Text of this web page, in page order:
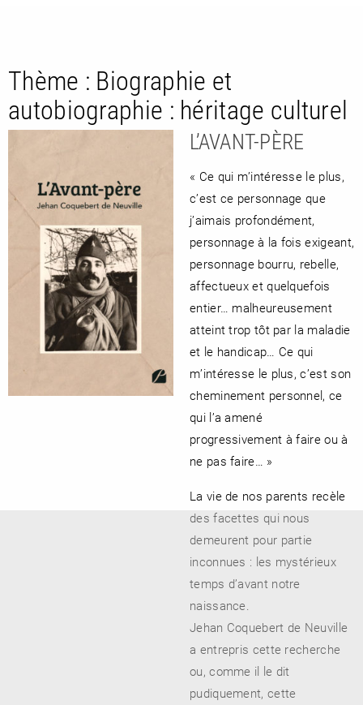
RETOUR
À PARAÎTRE
RETOUR
RETOUR
A LA UNE
Thème : Biographie et
autobiographie : héritage culturel
L’AVANT-PÈRE
« Ce qui m’intéresse le plus,
c’est ce personnage que
j’aimais profondément,
personnage à la fois exigeant,
personnage bourru, rebelle,
affectueux et quelquefois
entier… malheureusement
atteint trop tôt par la maladie
et le handicap… Ce qui
m’intéresse le plus, c’est son
cheminement personnel, ce
qui l’a amené
progressivement à faire ou à
ne pas faire… »
La vie de nos parents recèle
des facettes qui nous
demeurent pour partie
inconnues : les mystérieux
temps d’avant notre
naissance.
Jehan Coquebert de Neuville
a entrepris cette recherche
ou, comme il le dit
pudiquement, cette